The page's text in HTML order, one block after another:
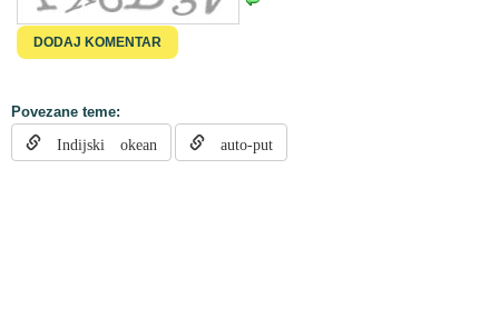
Povezane teme:
Indijski okean auto-put